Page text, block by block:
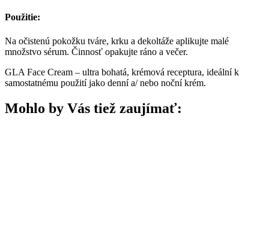
Použitie:
Na očistenú pokožku tváre, krku a dekoltáže aplikujte malé
množstvo sérum. Činnosť opakujte ráno a večer.
GLA Face Cream – ultra bohatá, krémová receptura, ideální k
samostatnému použití jako denní a/ nebo noční krém.
Mohlo by Vás tiež zaujímať: